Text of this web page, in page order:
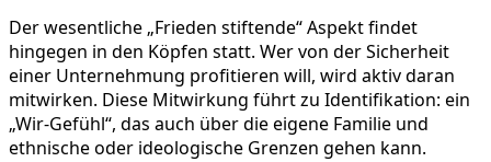
Der wesentliche „Frieden stiftende“ Aspekt findet
hingegen in den Köpfen statt. Wer von der Sicherheit
einer Unternehmung profitieren will, wird aktiv daran
mitwirken. Diese Mitwirkung führt zu Identifikation: ein
„Wir-Gefühl“, das auch über die eigene Familie und
ethnische oder ideologische Grenzen gehen kann.